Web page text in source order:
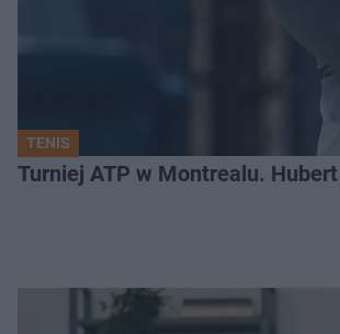
TENIS
Turniej ATP w Montrealu.